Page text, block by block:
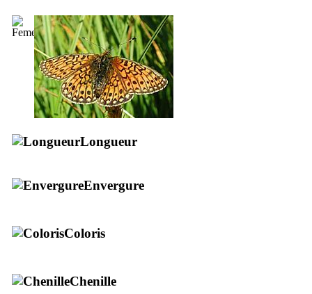
Longueur
Envergure
Coloris
Chenille